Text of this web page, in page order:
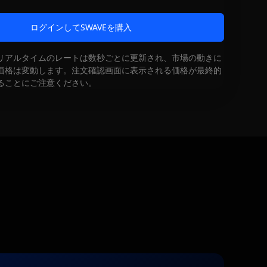
ログインしてSWAVEを購入
アルタイムのレートは数秒ごとに更新され、市場の動きに
格は変動します。注文確認画面に表示される価格が最終的
ことにご注意ください。